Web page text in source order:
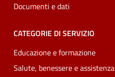
Documenti e dati
CATEGORIE DI SERVIZIO
Educazione e formazione
Salute, benessere e assistenza